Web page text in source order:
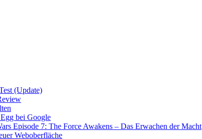
(Update)
bei Google
Episode 7: The Force Awakens – Das Erwachen der Macht
Weboberfläche